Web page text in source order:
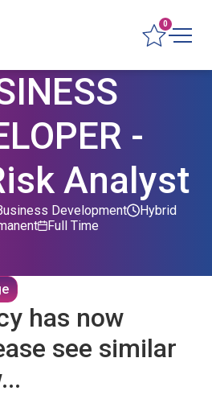
0
-
Analyst
Development
Hybrid
Full Time
has now
see similar